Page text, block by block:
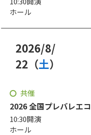
ホール
2026/
年
8/
月
22 （土）
共催
2026 全国プレバレエ
10:30開演
ホール